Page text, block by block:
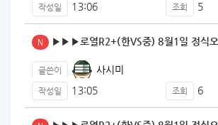
작성일 13:06 조회 5
N ▶▶▶로열R2+(한VS중) 8월1일 정식
글쓴이 사시미
작성일 13:05 조회 6